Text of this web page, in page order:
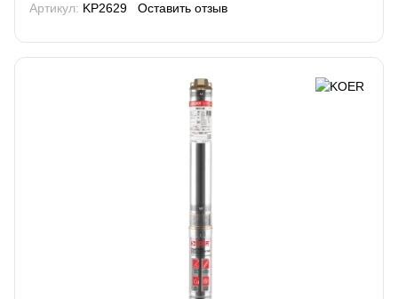
Артикул: KP2629 Оставить отзыв